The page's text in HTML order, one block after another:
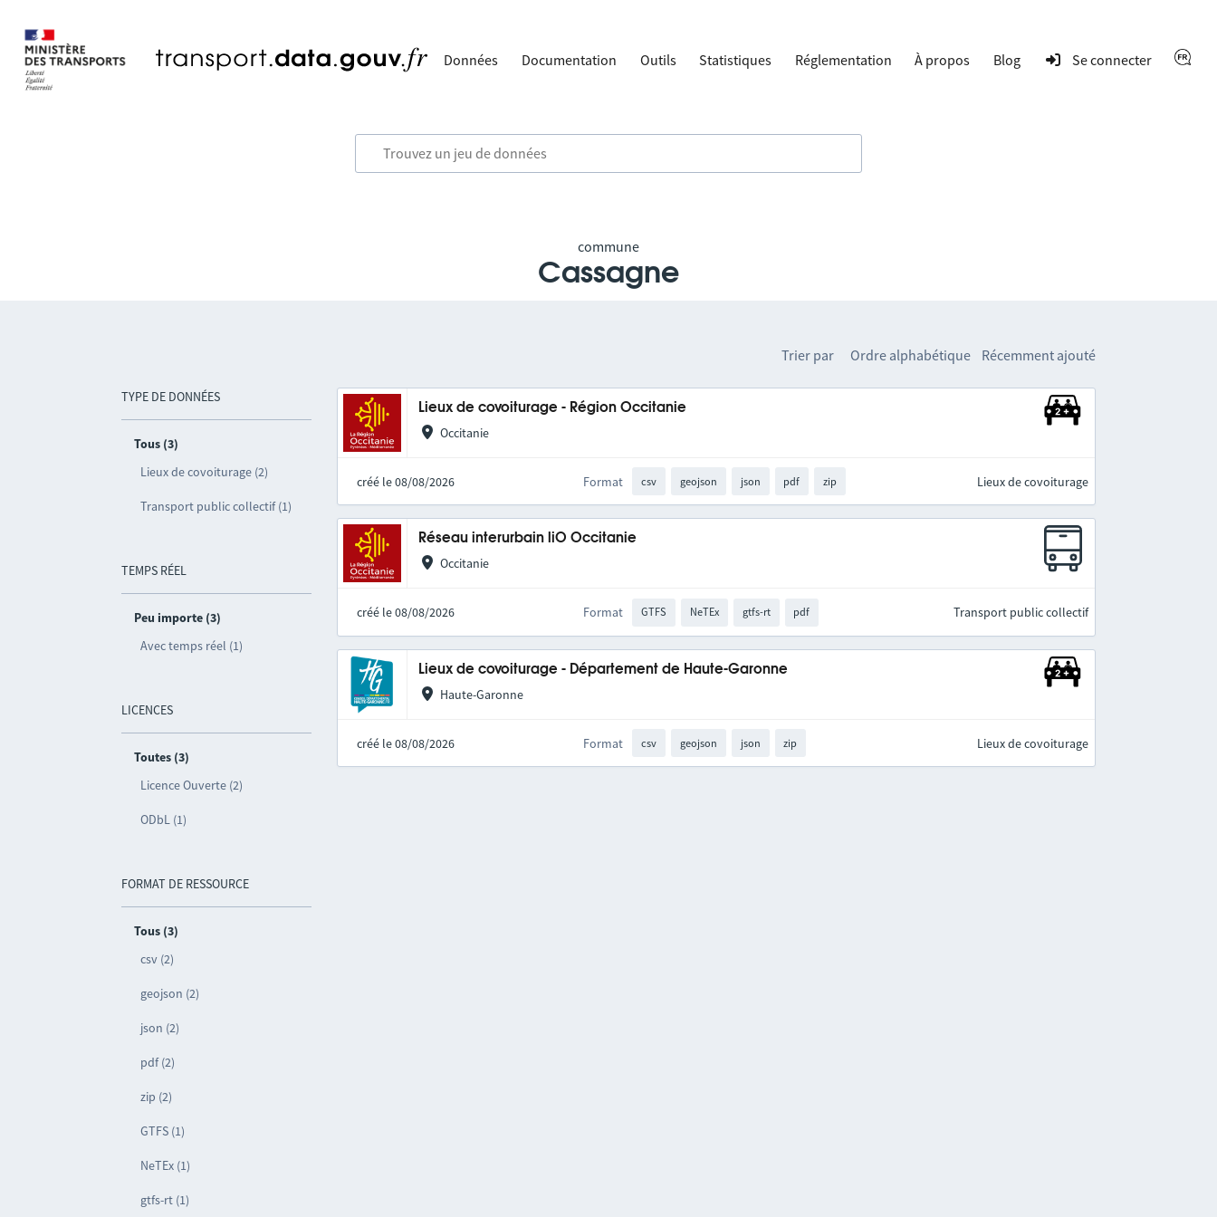
Données Documentation Outils Statistiques Réglementation À propos Blog Se connecter
commune
Cassagne
TYPE DE DONNÉES
Tous (3)
Lieux de covoiturage (2)
Transport public collectif (1)
TEMPS RÉEL
Peu importe (3)
Avec temps réel (1)
LICENCES
Toutes (3)
Licence Ouverte (2)
ODbL (1)
FORMAT DE RESSOURCE
Tous (3)
csv (2)
geojson (2)
json (2)
pdf (2)
zip (2)
GTFS (1)
NeTEx (1)
gtfs-rt (1)
Trier par Ordre alphabétique Récemment ajouté
Lieux de covoiturage - Région Occitanie
Occitanie
créé le 08/08/2026 Format csv geojson json pdf zip Lieux de covoiturage
Réseau interurbain liO Occitanie
Occitanie
créé le 08/08/2026 Format GTFS NeTEx gtfs-rt pdf Transport public collectif
Lieux de covoiturage - Département de Haute-Garonne
Haute-Garonne
créé le 08/08/2026 Format csv geojson json zip Lieux de covoiturage